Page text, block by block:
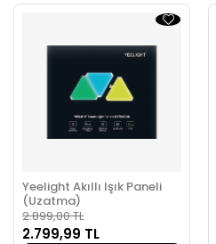
Yeelight Akıllı Işık Paneli
(Uzatma)
2.899,00 TL
2.799,99 TL